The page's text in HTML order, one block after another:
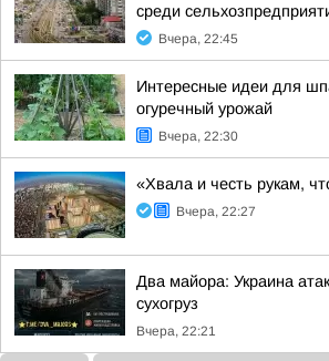
среди
Вчера, 22:45
Интересные идеи для
огуречный урожай
Вчера, 22:30
«Хвала и честь рукам,
Вчера, 22:27
Два майора: Украина
сухогруз
Вчера, 22:21